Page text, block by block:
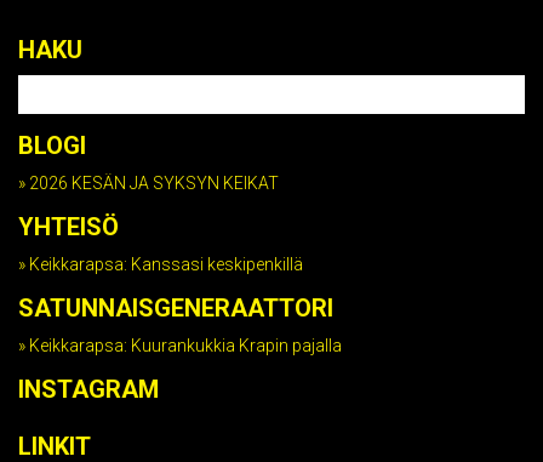
HAKU
BLOGI
2026 KESÄN JA SYKSYN KEIKAT
YHTEISÖ
Keikkarapsa: Kanssasi keskipenkillä
SATUNNAIS­GENERAATTORI
Keikkarapsa: Kuurankukkia Krapin pajalla
INSTAGRAM
LINKIT